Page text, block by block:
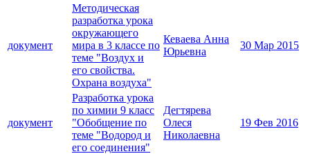
документ
Методическая
разработка урока
окружающего
мира в 3 классе по
теме "Воздух и
его свойства.
Охрана воздуха"
Кеваева Анна
Юрьевна
30 Мар 2015
документ
Разработка урока
по химии 9 класс
"Обобщение по
теме "Водород и
его соединения"
Дегтярева
Олеся
Николаевна
19 Фев 2016